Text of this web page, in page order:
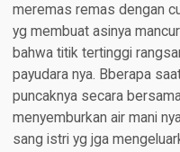
meremas remas dengan
yg membuat asinya
bahwa titik tertinggi
payudara nya. Bberapa
puncaknya secara
menyemburkan air mani
sang istri yg jga